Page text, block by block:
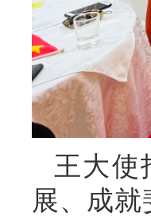
王大使
展、成